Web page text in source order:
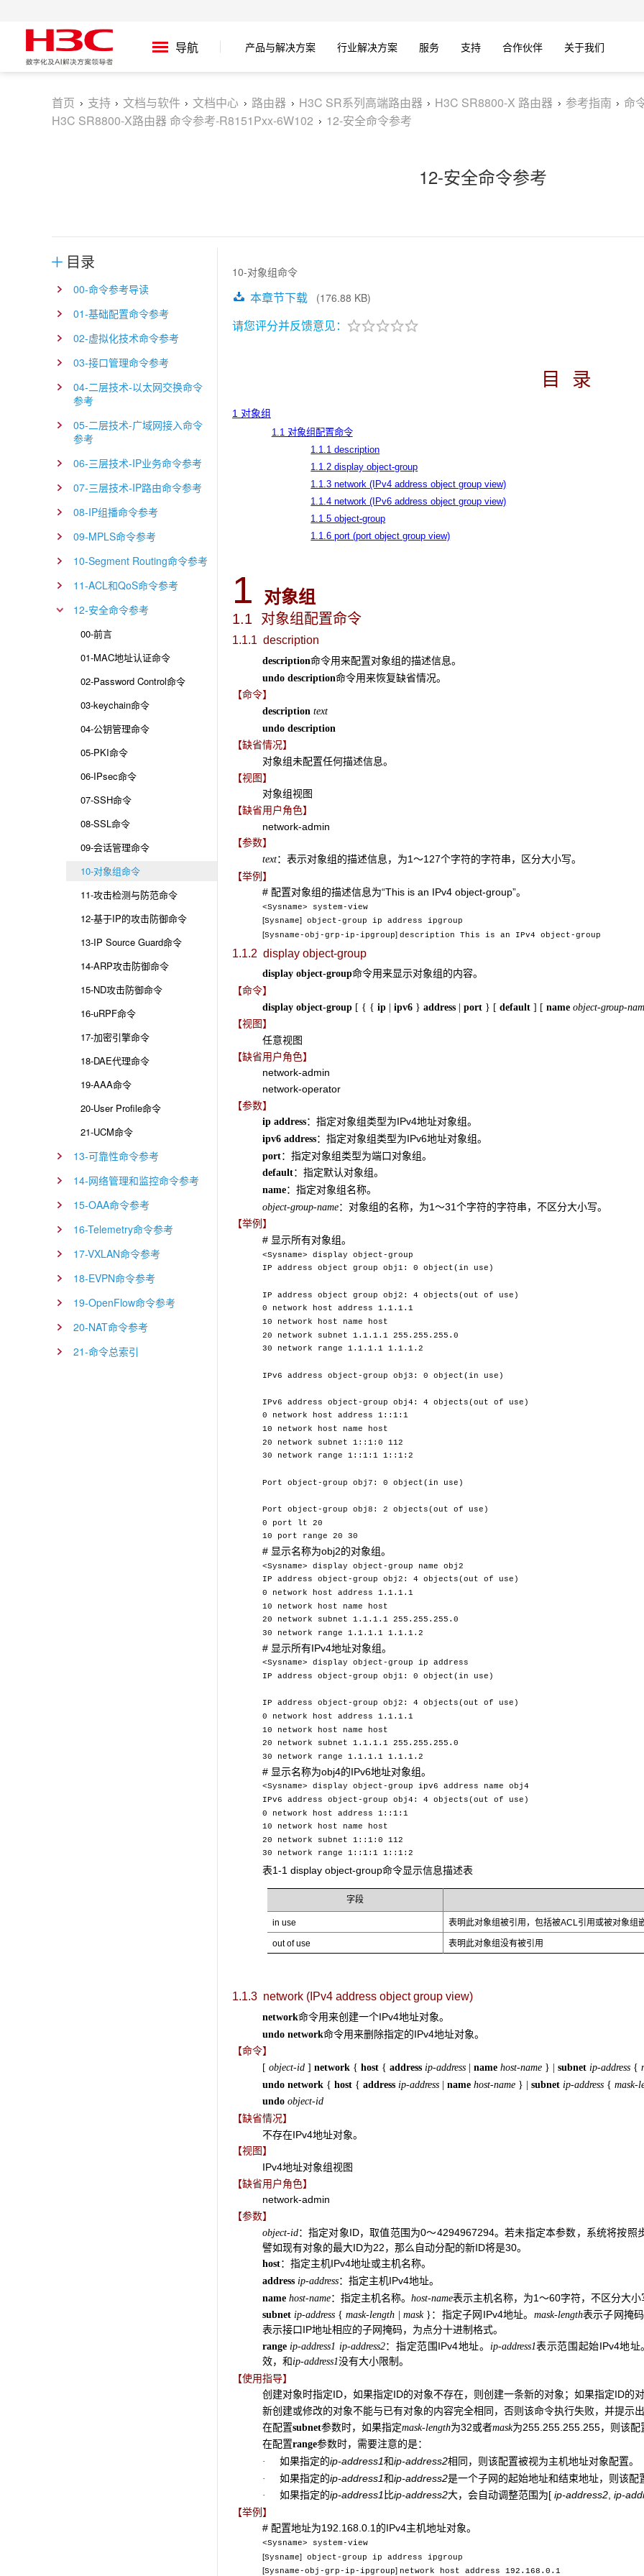
导航 产品与解决方案 行业解决方案 服务 支持 合作伙伴 关于我们
首页 支持 文档与软件 文档中心 路由器 H3C SR系列高端路由器 H3C SR8800-X 路由器 参考指南
命
H3C SR8800-X路由器 命令参考-R8151Pxx-6W102
12-安全命令参考
12-安全命令参考
目录
00-命令参考导读
01-基础配置命令参考
02-虚拟化技术命令参考
03-接口管理命令参考
04-二层技术-以太网交换命令
参考
05-二层技术-广域网接入命令
参考
06-三层技术-IP业务命令参考
07-三层技术-IP路由命令参考
08-IP组播命令参考
09-MPLS命令参考
10-Segment Routing命令参考
11-ACL和QoS命令参考
12-安全命令参考
00-前言
01-MAC地址认证命令
02-Password Control命令
03-keychain命令
04-公钥管理命令
05-PKI命令
06-IPsec命令
07-SSH命令
08-SSL命令
09-会话管理命令
10-对象组命令
11-攻击检测与防范命令
12-基于IP的攻击防御命令
13-IP Source Guard命令
14-ARP攻击防御命令
15-ND攻击防御命令
16-uRPF命令
17-加密引擎命令
18-DAE代理命令
19-AAA命令
20-User Profile命令
21-UCM命令
13-可靠性命令参考
14-网络管理和监控命令参考
15-OAA命令参考
16-Telemetry命令参考
17-VXLAN命令参考
18-EVPN命令参考
19-OpenFlow命令参考
20-NAT命令参考
21-命令总索引
10-对象组命令
本章节下载 (176.88 KB)
请您评分并反馈意见：
目 录
1 对象组
1.1 对象组配置命令
1.1.1 description
1.1.2 display object-group
1.1.3 network (IPv4 address object group view)
1.1.4 network (IPv6 address object group view)
1.1.5 object-group
1.1.6 port (port object group view)
1 对象组
1.1 对象组配置命令
1.1.1 description
description命令用来配置对象组的描述信息。
undo description命令用来恢复缺省情况。
【命令】
description text
undo description
【缺省情况】
对象组未配置任何描述信息。
【视图】
对象组视图
【缺省用户角色】
network-admin
【参数】
text：表示对象组的描述信息，为1～127个字符的字符串，区分大小写。
【举例】
# 配置对象组的描述信息为“This is an IPv4 object-group”。
<Sysname> system-view
[Sysname] object-group ip address ipgroup
[Sysname-obj-grp-ip-ipgroup] description This is an IPv4 object-group
1.1.2 display object-group
display object-group命令用来显示对象组的内容。
【命令】
display object-group [ { { ip ipv6 } address port } [ default ] [ name object-group-
【视图】
任意视图
【缺省用户角色】
network-admin
network-operator
【参数】
ip address：指定对象组类型为IPv4地址对象组。
ipv6 address：指定对象组类型为IPv6地址对象组。
port：指定对象组类型为端口对象组。
default：指定默认对象组。
name：指定对象组名称。
object-group-name：对象组的名称，为1～31个字符的字符串，不区分大小写。
【举例】
# 显示所有对象组。
<Sysname> display object-group
IP address object group obj1: 0 object(in use)
IP address object group obj2: 4 objects(out of use)
0 network host address 1.1.1.1
10 network host name host
20 network subnet 1.1.1.1 255.255.255.0
30 network range 1.1.1.1 1.1.1.2
IPv6 address object-group obj3: 0 object(in use)
IPv6 address object-group obj4: 4 objects(out of use)
0 network host address 1::1:1
10 network host name host
20 network subnet 1::1:0 112
30 network range 1::1:1 1::1:2
Port object-group obj7: 0 object(in use)
Port object-group obj8: 2 objects(out of use)
0 port lt 20
10 port range 20 30
# 显示名称为obj2的对象组。
<Sysname> display object-group name obj2
IP address object-group obj2: 4 objects(out of use)
0 network host address 1.1.1.1
10 network host name host
20 network subnet 1.1.1.1 255.255.255.0
30 network range 1.1.1.1 1.1.1.2
# 显示所有IPv4地址对象组。
<Sysname> display object-group ip address
IP address object-group obj1: 0 object(in use)
IP address object-group obj2: 4 objects(out of use)
0 network host address 1.1.1.1
10 network host name host
20 network subnet 1.1.1.1 255.255.255.0
30 network range 1.1.1.1 1.1.1.2
# 显示名称为obj4的IPv6地址对象组。
<Sysname> display object-group ipv6 address name obj4
IPv6 address object-group obj4: 4 objects(out of use)
0 network host address 1::1:1
10 network host name host
20 network subnet 1::1:0 112
30 network range 1::1:1 1::1:2
表1-1 display object-group命令显示信息描述表
字段
in use 表明此对象组被引用，包括被ACL引用或被对象组
out of use 表明此对象组没有被引用
1.1.3 network (IPv4 address object group view)
network命令用来创建一个IPv4地址对象。
undo network命令用来删除指定的IPv4地址对象。
【命令】
[ object-id ] network { host { address ip-address namehost-name } subnet ip-address {
undo network { host { address ip-address | namehost-name } | subnet ip-address { mask-
undo object-id
【缺省情况】
不存在IPv4地址对象。
【视图】
IPv4地址对象组视图
【缺省用户角色】
network-admin
【参数】
object-id：指定对象ID，取值范围为0～4294967294。若未指定本参数，系统将按照
譬如现有对象的最大ID为22，那么自动分配的新ID将是30。
host：指定主机IPv4地址或主机名称。
address ip-address：指定主机IPv4地址。
name host-name：指定主机名称。 host-name表示主机名称，为1～60字符，不区分大小
subnet ip-address { mask-length mask } ：指定子网IPv4地址。 mask-length表示子网掩
表示接口IP地址相应的子网掩码，为点分十进制格式。
range ip-address1 ip-address2：指定范围IPv4地址。 ip-address1表示范围起始IPv4地址
效，和ip-address1没有大小限制。
【使用指导】
创建对象时指定ID，如果指定ID的对象不存在，则创建一条新的对象；如果指定ID的
新创建或修改的对象不能与已有对象的内容完全相同，否则该命令执行失败，并提示出
在配置subnet参数时，如果指定mask-length为32或者mask为255.255.255.255，则该配
在配置range参数时，需要注意的是：
· 如果指定的ip-address1和ip-address2相同，则该配置被视为主机地址对象配置。
· 如果指定的ip-address1和ip-address2是一个子网的起始地址和结束地址，则该配
· 如果指定的ip-address1 比ip-address2大，会自动调整范围为[ ip-address2, ip-
【举例】
# 配置地址为192.168.0.1的IPv4主机地址对象。
<Sysname> system-view
[Sysname] object-group ip address ipgroup
[Sysname-obj-grp-ip-ipgroup] network host address 192.168.0.1